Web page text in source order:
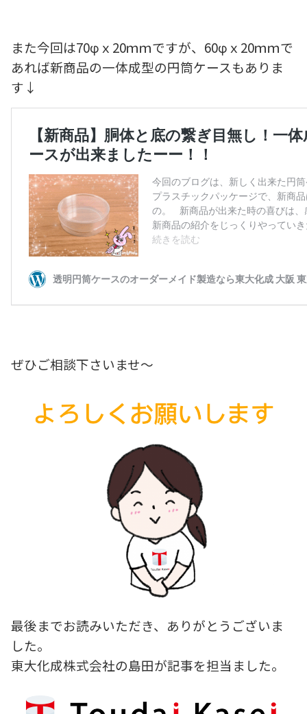
また今回は70φｘ20ｍｍですが、60φｘ20ｍｍで
あれば新商品の一体成型の円筒ケースもありま
す↓
ぜひご相談下さいませ～
最後までお読みいただき、ありがとうございま
した。
東大化成株式会社の島田が記事を担当ました。